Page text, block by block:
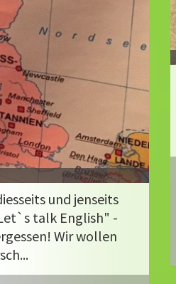
und jenseits
talk English" -
Wir wollen